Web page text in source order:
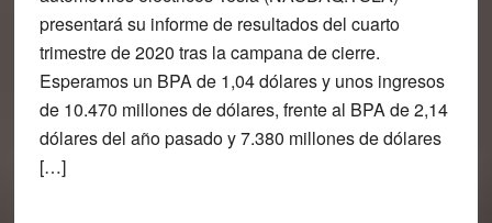
presentará su informe de resultados del cuarto
trimestre de 2020 tras la campana de cierre.
Esperamos un BPA de 1,04 dólares y unos ingresos
de 10.470 millones de dólares, frente al BPA de 2,14
dólares del año pasado y 7.380 millones de dólares
[…]